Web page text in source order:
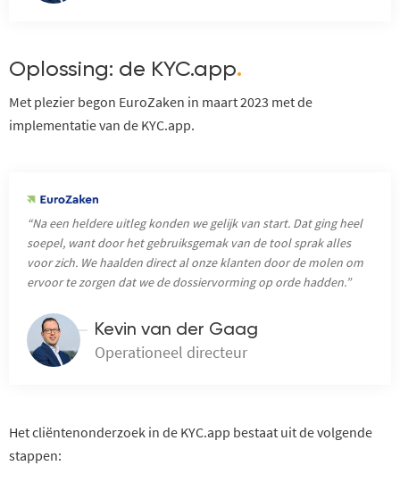
Oplossing: de KYC.app.
Met plezier begon EuroZaken in maart 2023 met de
implementatie van de KYC.app.
“Na een heldere uitleg konden we gelijk van start. Dat ging heel
soepel, want door het gebruiksgemak van de tool sprak alles
voor zich. We haalden direct al onze klanten door de molen om
ervoor te zorgen dat we de dossiervorming op orde hadden.”
Kevin van der Gaag
Operationeel directeur
Het cliëntenonderzoek in de KYC.app bestaat uit de volgende
stappen: